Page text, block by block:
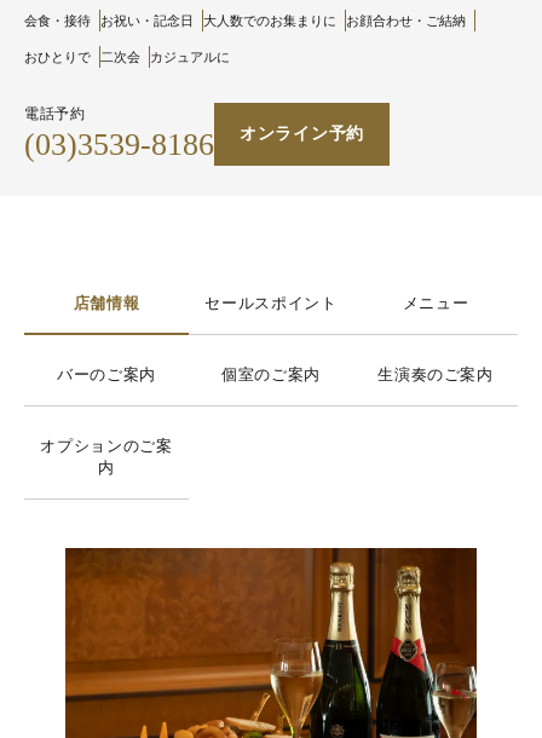
会食・接待 お祝い・記念日 大人数でのお集まりに お顔合わせ・ご結納
おひとりで 二次会 カジュアルに
電話予約
(03)3539-8186 オンライン予約
店舗情報 セールスポイント メニュー
バーのご案内 個室のご案内 生演奏のご案内
オプションのご案
内